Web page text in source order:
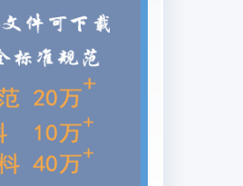
因后熟1 材料 和方法期短,不耐
露,易虫霉,导致我国稻米贮藏期
起损失率高达10%~15%，1.1
万t~2960万t。大米以小站稻
市水稻研兖所提发达国家依靠
算机工业基础、廉供;保鲜膜为
膜及防鼠保鲜膜,由国价能源及
鲜主要采取"低温+ CA"现代家